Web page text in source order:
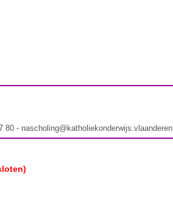
80 - nascholing@katholiekonderwijs.vlaanderen